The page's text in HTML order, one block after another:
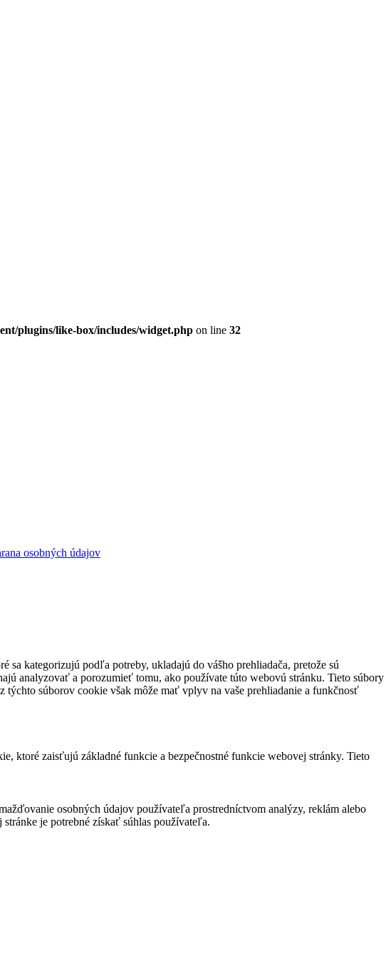
plugins/like-box/includes/widget.php on line 32
osobných údajov
sa kategorizujú podľa potreby, ukladajú do vášho prehliadača, pretože sú
analyzovať a porozumieť tomu, ako používate túto webovú stránku. Tieto súbory
súborov cookie však môže mať vplyv na vaše prehliadanie a funkčnosť
ktoré zaisťujú základné funkcie a bezpečnostné funkcie webovej stránky. Tieto
osobných údajov používateľa prostredníctvom analýzy, reklám alebo
je potrebné získať súhlas používateľa.